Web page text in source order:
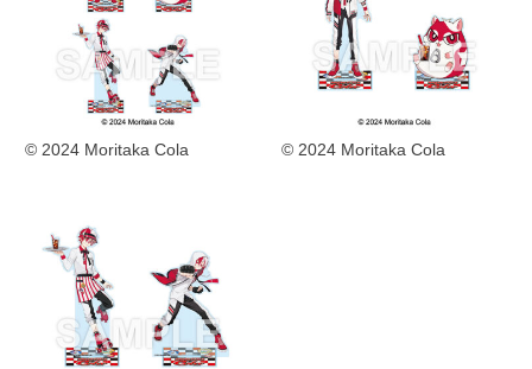
© 2024 Moritaka Cola © 2024 Moritaka Cola